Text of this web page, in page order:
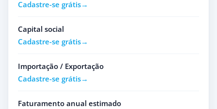
Cadastre-se grátis
Capital social
Cadastre-se grátis
Importação / Exportação
Cadastre-se grátis
Faturamento anual estimado